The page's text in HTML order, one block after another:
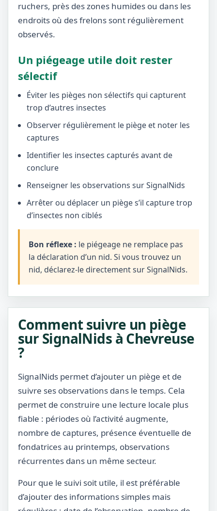
ruchers, près des zones humides ou dans les
endroits où des frelons sont régulièrement
observés.
Un piégeage utile doit rester
sélectif
Éviter les pièges non sélectifs qui capturent
trop d’autres insectes
Observer régulièrement le piège et noter les
captures
Identifier les insectes capturés avant de
conclure
Renseigner les observations sur SignalNids
Arrêter ou déplacer un piège s’il capture trop
d’insectes non ciblés
Bon réflexe : le piégeage ne remplace pas
la déclaration d’un nid. Si vous trouvez un
nid, déclarez-le directement sur SignalNids.
Comment suivre un piège
sur SignalNids à Chevreuse
?
SignalNids permet d’ajouter un piège et de
suivre ses observations dans le temps. Cela
permet de construire une lecture locale plus
fiable : périodes où l’activité augmente,
nombre de captures, présence éventuelle de
fondatrices au printemps, observations
récurrentes dans un même secteur.
Pour que le suivi soit utile, il est préférable
d’ajouter des informations simples mais